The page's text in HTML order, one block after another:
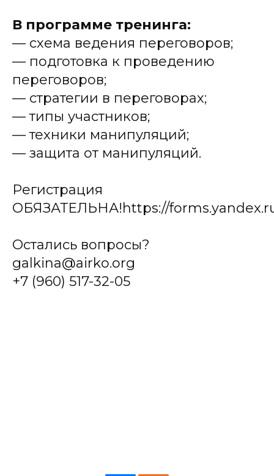
В программе тренинга:
— схема ведения переговоров;
— подготовка к проведению
переговоров;
— стратегии в переговорах;
— типы участников;
— техники манипуляций;
— защита от манипуляций.
Регистрация
ОБЯЗАТЕЛЬНА!https://
Остались вопросы?
galkina@airko.org
+7 (960) 517-32-05